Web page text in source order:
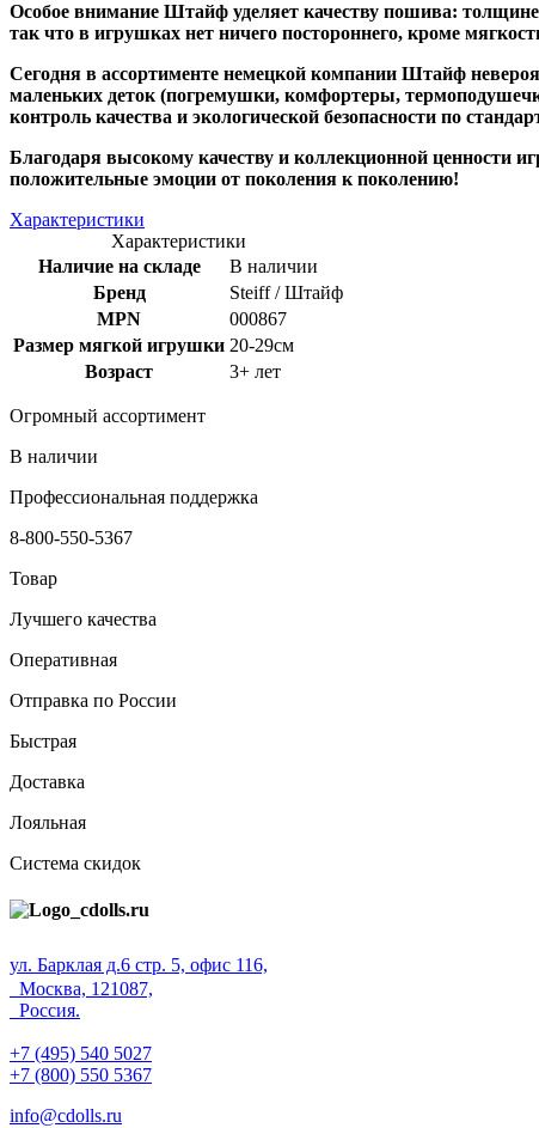
Особое внимание Штайф уделяет качеству пошива: толщине
так что в игрушках нет ничего постороннего, кроме
Сегодня в ассортименте немецкой компании Штайф
маленьких деток (погремушки, комфортеры,
контроль качества и экологической безопасности по
Благодаря высокому качеству и коллекционной ценности
положительные эмоции от поколения к поколению!
Характеристики
Характеристики
Наличие на складе
В наличии
Бренд
Steiff / Штайф
MPN
000867
Размер мягкой игрушки 20-29см
Возраст
3+ лет
Огромный ассортимент
В наличии
Профессиональная поддержка
8-800-550-5367
Товар
Лучшего качества
Оперативная
Отправка по России
Быстрая
Доставка
Лояльная
Система скидок
ул. Барклая д.6 стр. 5, офис 116,
Москва, 121087,
Россия.
+7 (495) 540 5027
+7 (800) 550 5367
info@cdolls.ru